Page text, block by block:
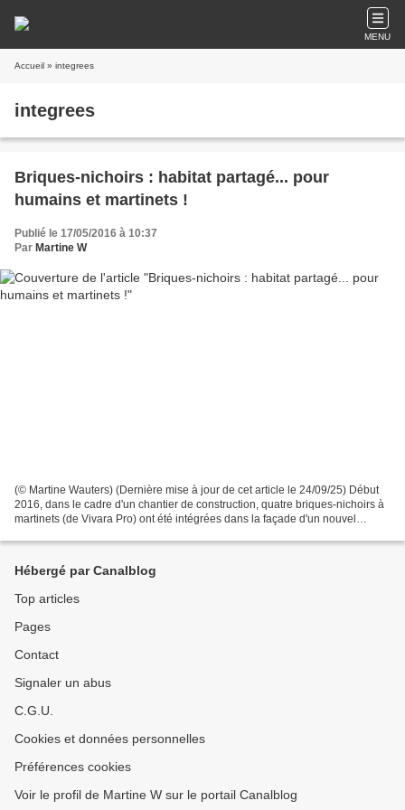
MENU
Accueil » integrees
integrees
Briques-nichoirs : habitat partagé... pour
humains et martinets !
Publié le 17/05/2016 à 10:37
Par Martine W
(© Martine Wauters) (Dernière mise à jour de cet article le 24/09/25) Début
2016, dans le cadre d'un chantier de construction, quatre briques-nichoirs à
martinets (de Vivara Pro) ont été intégrées dans la façade d'un nouvel
Hébergé par Canalblog
Top articles
Pages
Contact
Signaler un abus
C.G.U.
Cookies et données personnelles
Préférences cookies
Voir le profil de Martine W sur le portail Canalblog